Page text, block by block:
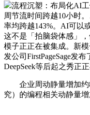
流程沉塑：布局化AI
周节流时间跨越10小时
率均跨越143%。AI可以
这不是「拍脑袋体感」
模子正正在被集成。新模
发公司FirstPageSage发
DeepSeek等后起之秀正
企业周动静量增加约8
究）的编程相关动静量